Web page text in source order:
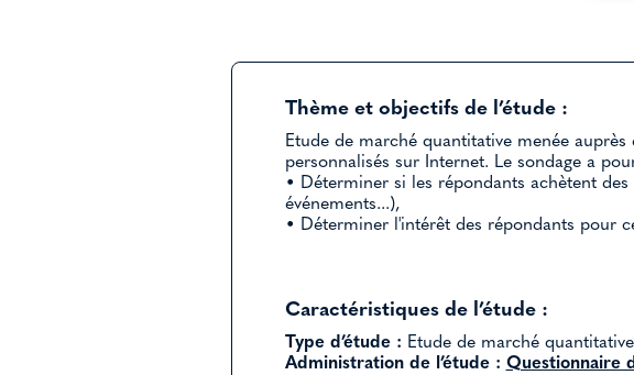
Thème et objectifs de l’étude :
Etude de marché quantitative menée
personnalisés sur Internet. Le sondage a
• Déterminer si les répondants achètent
événements...),
• Déterminer l'intérêt des répondants pour
Caractéristiques de l’étude :
Type d’étude : Etude de marché quantitative
Administration de l’étude : Questionnaire